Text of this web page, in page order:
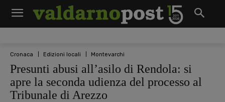
Cronaca Edizioni locali Montevarchi
Presunti abusi all’asilo di Rendola: si
apre la seconda udienza del processo al
Tribunale di Arezzo